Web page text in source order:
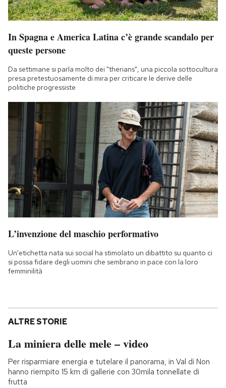
In Spagna e America Latina c’è grande scandalo per
queste persone
Da settimane si parla molto dei "therians", una piccola sottocultura
presa pretestuosamente di mira per criticare le derive delle
politiche progressiste
L’invenzione del maschio performativo
Un'etichetta nata sui social ha stimolato un dibattito su quanto ci
si possa fidare degli uomini che sembrano in pace con la loro
femminilità
ALTRE STORIE
La miniera delle mele – video
Per risparmiare energia e tutelare il panorama, in Val di Non
hanno riempito 15 km di gallerie con 30mila tonnellate di
frutta